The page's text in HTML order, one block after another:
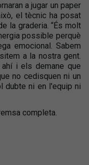
a jugar un paper
el tècnic ha posat
la graderia. “És molt
possible perquè
emocional. Sabem
a la nostra gent.
i els demane que
no cedisquen ni un
dubte ni en l'equip ni
completa.